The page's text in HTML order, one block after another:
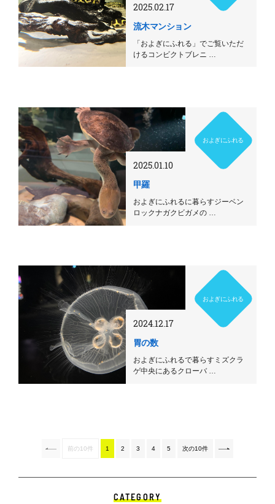
2025.02.17
流木マンション
「およぎにふれる」でご覧いただ
けるコンビクトブレニ …
およぎにふれる
2025.01.10
甲羅
およぎにふれるに暮らすジーベン
ロックナガクビガメの …
およぎにふれる
2024.12.17
胃の数
およぎにふれるで暮らすミズクラ
ゲ中央にあるクローバ …
CATEGORY
前の10件 1 2 3 4 5 次の10件